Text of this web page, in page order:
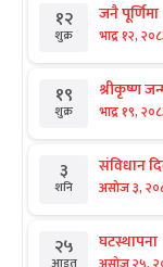
१२
शुक्र
जनै पूर्णिमा
भाद्र १२,
१९
शुक्र
श्रीकृष्ण
भाद्र १९,
३
शनि
संविधान
असोज ३,
२५ घटस्थापना